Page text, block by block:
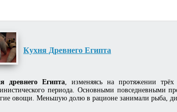
Кухня Древнего Египта
древнего Египта, изменяясь на протяжении
периода. Основными повседневными
овощи. Меньшую долю в рационе занимали рыба,